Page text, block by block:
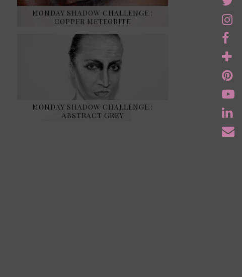
MONDAY SHADOW CHALLENGE :
COPPER METEORITE
MONDAY SHADOW CHALLENGE :
ABSTRACT GREY